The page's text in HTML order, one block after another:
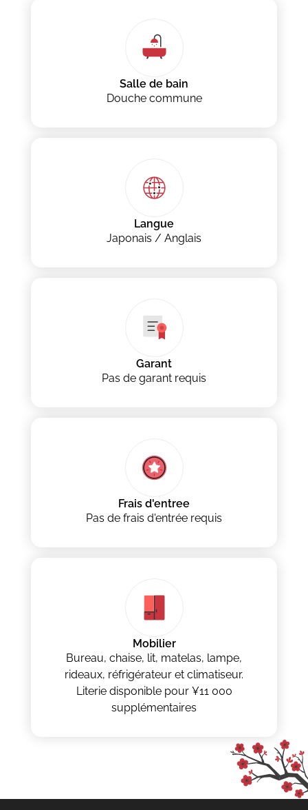
Salle de bain
Douche commune
Langue
Japonais / Anglais
Garant
Pas de garant requis
Frais d'entree
Pas de frais d'entrée requis
Mobilier
Bureau, chaise, lit, matelas, lampe,
rideaux, réfrigérateur et climatiseur.
Literie disponible pour ¥11 000
supplémentaires